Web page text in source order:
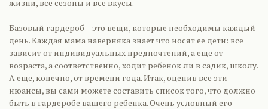
жизни, все сезоны и все вкусы.
Базовый гардероб – это вещи, которые необходимы каждый
день. Каждая мама наверняка знает что носят ее дети: все
зависит от индивидуальных предпочтений, а еще от
возраста, а соответственно, ходит ребенок ли в садик, школу.
А еще, конечно, от времени года. Итак, оценив все эти
нюансы, вы сами можете составить список того, что должно
быть в гардеробе вашего ребенка. Очень условный его